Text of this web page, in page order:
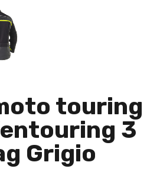
touring
3
Grigio